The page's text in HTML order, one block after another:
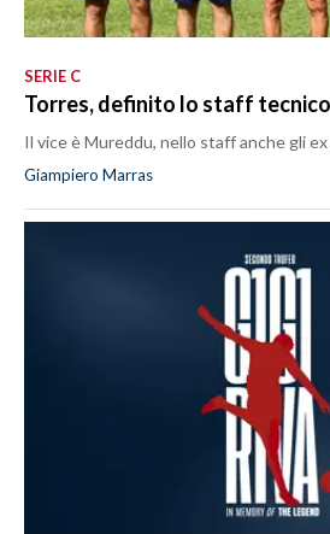
SERIE C
Torres, definito lo staff
Il vice è Mureddu, nello staff anche gli
Giampiero Marras